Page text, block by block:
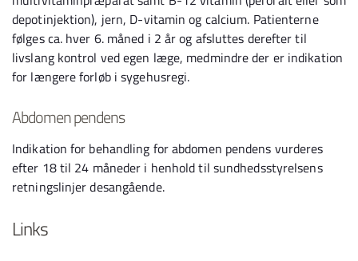
depotinjektion), jern, D-vitamin og calcium. Patienterne
følges ca. hver 6. måned i 2 år og afsluttes derefter til
livslang kontrol ved egen læge, medmindre der er indikation
for længere forløb i sygehusregi.
Abdomen pendens
Indikation for behandling for abdomen pendens vurderes
efter 18 til 24 måneder i henhold til sundhedsstyrelsens
retningslinjer desangående.
Links